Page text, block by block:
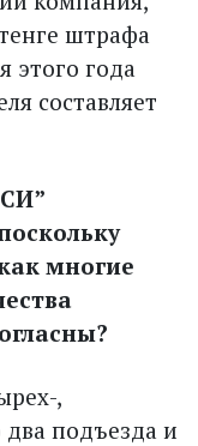
штрафа
этого года
составляет
многие
,
подъезда и